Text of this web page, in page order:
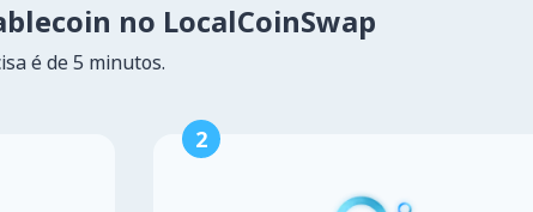
no LocalCoinSwap
é de 5 minutos.
2